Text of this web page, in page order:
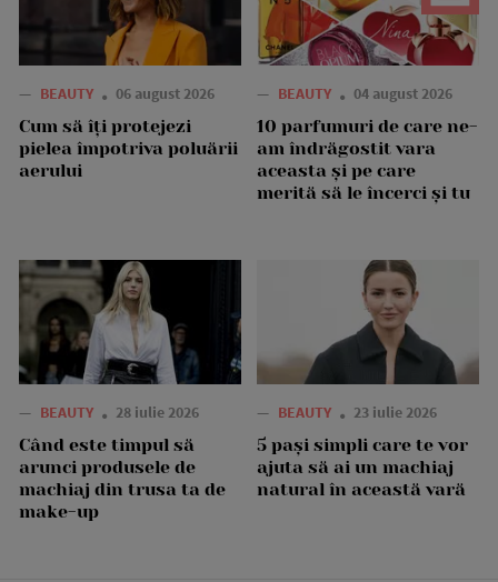
— BEAUTY 06 august 2026
Cum să îți protejezi
pielea împotriva poluării
aerului
— BEAUTY 04 august 2026
10 parfumuri de care ne-
am îndrăgostit vara
aceasta și pe care
merită să le încerci și tu
— BEAUTY 28 iulie 2026
Când este timpul să
arunci produsele de
machiaj din trusa ta de
make-up
— BEAUTY 23 iulie 2026
5 pași simpli care te vor
ajuta să ai un machiaj
natural în această vară